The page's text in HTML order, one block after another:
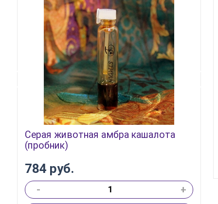
Серая животная амбра кашалота
(пробник)
784 руб.
- +